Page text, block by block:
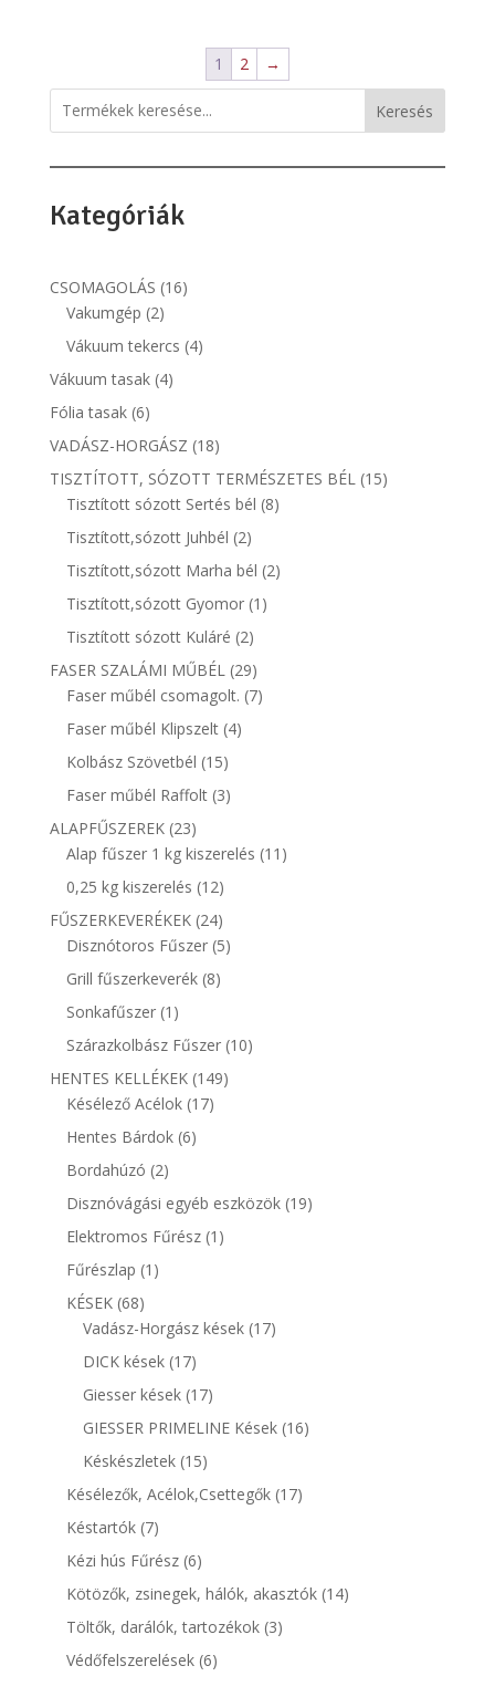
1 2 →
Keresés
Kategóriák
CSOMAGOLÁS 1616
Vakumgép 22
termék
Vákuum tekercs 44
Vákuum tasak 44
Fólia tasak 66
termék
VADÁSZ-HORGÁSZ 1818
termék
TISZTÍTOTT, SÓZOTT TERMÉSZETES BÉL 1515
Tisztított sózott Sertés bél 88
Tisztított,sózott Juhbél 22
termék
Tisztított,sózott Marha bél 22
Tisztított,sózott Gyomor 1 1
Tisztított sózott Kuláré 22
termék
FASER SZALÁMI MŰBÉL 2929
termék
Faser műbél csomagolt. 77
Faser műbél Klipszelt 44
Kolbász Szövetbél 1515
termék
Faser műbél Raffolt 33
ALAPFŰSZEREK 2323
termék
Alap fűszer 1 kg kiszerelés 11 11
0,25 kg kiszerelés 1212
termék
FŰSZERKEVERÉKEK 2424
termék
Disznótoros Fűszer 55
Grill fűszerkeverék 88
Sonkafűszer 1 1
termék
Szárazkolbász Fűszer 1010
HENTES KELLÉKEK 149149
Késélező Acélok 1717
Hentes Bárdok 66
Bordahúzó 22
termék
Disznóvágási egyéb eszközök 1919
Elektromos Fűrész 1 1
Fűrészlap 1 1
KÉSEK 6868
termék
Vadász-Horgász kések 1717
DICK kések 1717
termék
Giesser kések 1717
termék
GIESSER PRIMELINE Kések 1616
Késkészletek 1515
termék
Késélezők, Acélok,Csettegők 1717
Késtartók 77
termék
Kézi hús Fűrész 66
termék
Kötözők, zsinegek, hálók, akasztók 1414
Töltők, darálók, tartozékok 33
Védőfelszerelések 66